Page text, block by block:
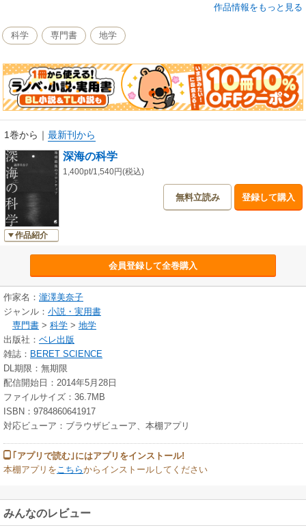
が、生物学、物理学、化学、地学の垣根を越えて、深海の科学を語りま
作品情報をもっと見る
科学 専門書 地学
1巻から ｜ 最新刊から
作品紹介
深海の科学
1,400pt/1,540円(税込)
無料立読み 登録して購入
会員登録して全巻購入
作家名： 瀧澤美奈子
ジャンル： 小説・実用書
専門書 > 科学 > 地学
出版社： ベレ出版
雑誌： BERET SCIENCE
DL期限：無期限
配信開始日：2014年5月28日
ファイルサイズ：36.7MB
ISBN：9784860641917
対応ビューア：ブラウザビューア、本棚アプリ
｢アプリで読む｣にはアプリをインストール!
本棚アプリを こちらからインストールしてください
みんなのレビュー